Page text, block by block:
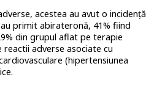
acestea au avut o incidență
primit abirateronă, 41% fiind
din grupul aflat pe terapie
adverse asociate cu
(hipertensiunea